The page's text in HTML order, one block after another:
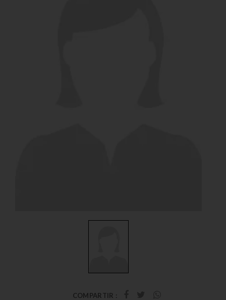
COMPARTIR :